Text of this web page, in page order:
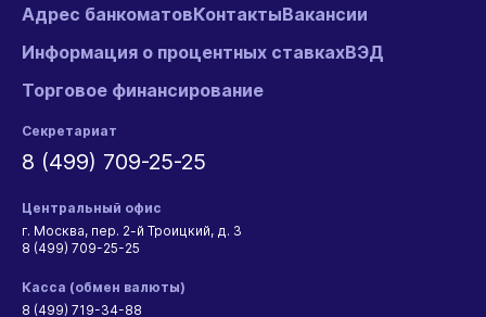
Адрес банкоматовКонтактыВакансии
Информация о процентных ставкахВЭД
Торговое финансирование
Секретариат
8 (499) 709-25-25
Центральный офис
г. Москва, пер. 2-й Троицкий, д. 3
8 (499) 709-25-25
Касса (обмен валюты)
8 (499) 719-34-88